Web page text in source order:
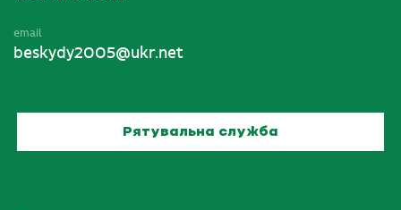
email
beskydy2005@ukr.net
Рятувальна служба